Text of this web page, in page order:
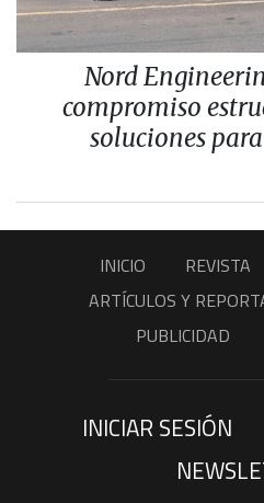
Nord
compromiso
soluciones
INICIO REVISTA
ARTÍCULOS Y
PUBLICIDAD
INICIAR SESIÓN